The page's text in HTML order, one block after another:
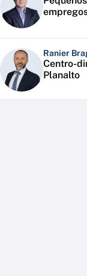
Ranier
Centro-
Planalto